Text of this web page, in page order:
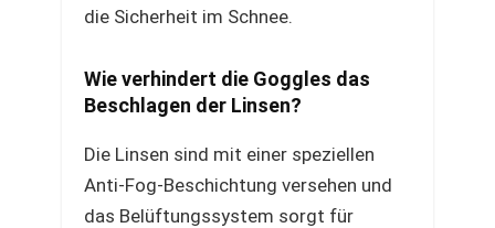
die Sicherheit im Schnee.
Wie verhindert die Goggles das
Beschlagen der Linsen?
Die Linsen sind mit einer speziellen
Anti-Fog-Beschichtung versehen und
das Belüftungssystem sorgt für